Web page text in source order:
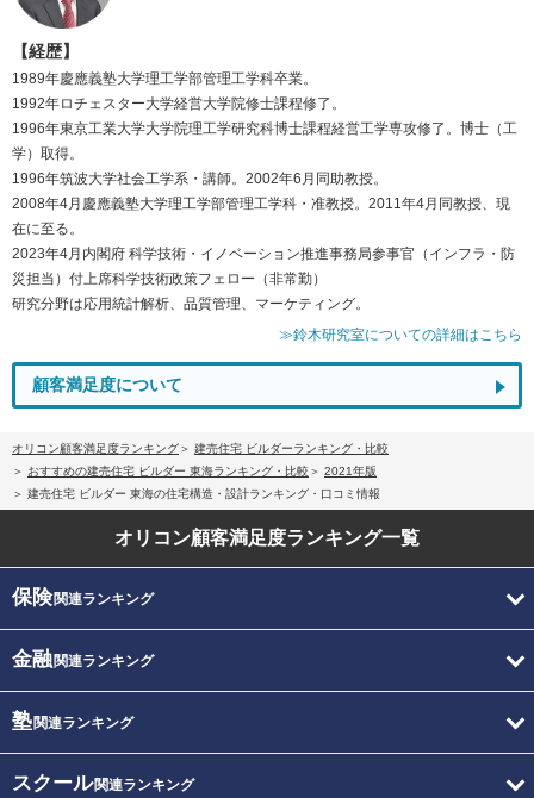
【経歴】
1989年慶應義塾大学理工学部管理工学科卒業。
1992年ロチェスター大学経営大学院修士課程修了。
1996年東京工業大学大学院理工学研究科博士課程経営工学専攻修了。博士（工
学）取得。
1996年筑波大学社会工学系・講師。2002年6月同助教授。
2008年4月慶應義塾大学理工学部管理工学科・准教授。2011年4月同教授、現
在に至る。
2023年4月内閣府 科学技術・イノベーション推進事務局参事官（インフラ・防
災担当）付上席科学技術政策フェロー（非常勤）
研究分野は応用統計解析、品質管理、マーケティング。
≫鈴木研究室についての詳細はこちら
顧客満足度について
オリコン顧客満足度ランキング
建売住宅 ビルダーランキング・比較
おすすめの建売住宅 ビルダー 東海ランキング・比較
2021年版
建売住宅 ビルダー 東海の住宅構造・設計ランキング・口コミ情報
オリコン顧客満足度ランキング一覧
保険関連ランキング
金融関連ランキング
塾関連ランキング
スクール関連ランキング